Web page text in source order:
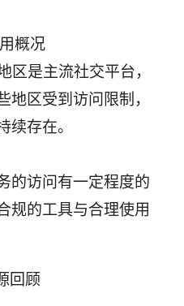
概况
是主流社交平台，
地区受到访问限制，
续存在。
的访问有一定程度的
规的工具与合理使用
回顾